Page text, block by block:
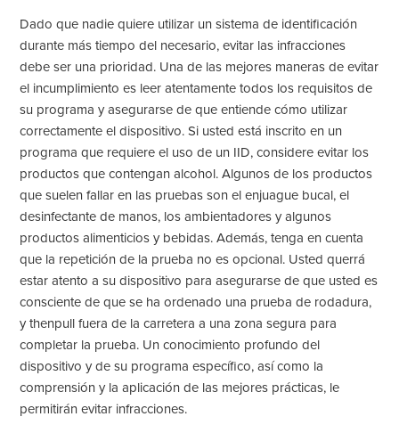
Dado que nadie quiere utilizar un sistema de identificación
durante más tiempo del necesario, evitar las infracciones
debe ser una prioridad. Una de las mejores maneras de evitar
el incumplimiento es leer atentamente todos los requisitos de
su programa y asegurarse de que entiende cómo utilizar
correctamente el dispositivo. Si usted está inscrito en un
programa que requiere el uso de un IID, considere evitar los
productos que contengan alcohol. Algunos de los productos
que suelen fallar en las pruebas son el enjuague bucal, el
desinfectante de manos, los ambientadores y algunos
productos alimenticios y bebidas. Además, tenga en cuenta
que la repetición de la prueba no es opcional. Usted querrá
estar atento a su dispositivo para asegurarse de que usted es
consciente de que se ha ordenado una prueba de rodadura,
y thenpull fuera de la carretera a una zona segura para
completar la prueba. Un conocimiento profundo del
dispositivo y de su programa específico, así como la
comprensión y la aplicación de las mejores prácticas, le
permitirán evitar infracciones.